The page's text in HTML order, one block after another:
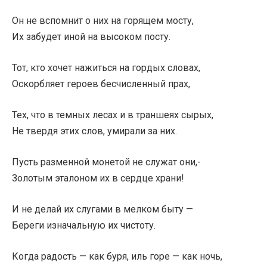
Он не вспомнит о них на горящем мосту,
Их забудет иной на высоком посту.
Тот, кто хочет нажиться на гордых словах,
Оскорбляет героев бесчисленный прах,
Тех, что в темных лесах и в траншеях сырых,
Не твердя этих слов, умирали за них.
Пусть разменной монетой не служат они,-
Золотым эталоном их в сердце храни!
И не делай их слугами в мелком быту —
Береги изначальную их чистоту.
Когда радость — как буря, иль горе — как ночь,